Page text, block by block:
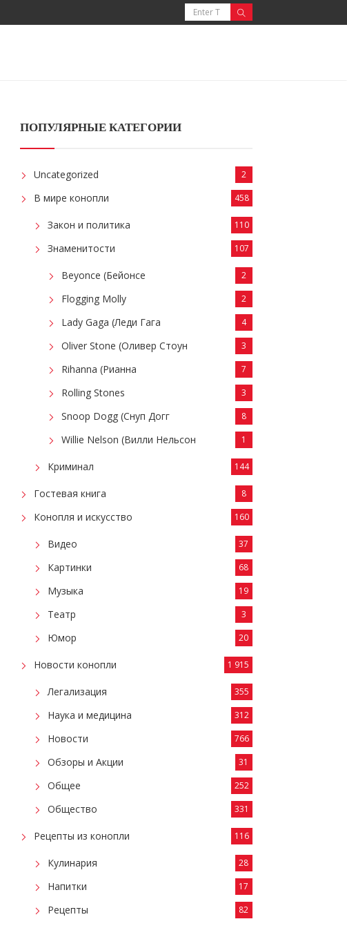
ПОПУЛЯРНЫЕ КАТЕГОРИИ
Uncategorized 2
В мире конопли 458
Закон и политика 110
Знаменитости 107
Beyonce (Бейонсе 2
Flogging Molly 2
Lady Gaga (Леди Гага 4
Oliver Stone (Оливер Стоун 3
Rihanna (Рианна 7
Rolling Stones 3
Snoop Dogg (Снуп Догг 8
Willie Nelson (Вилли Нельсон 1
Криминал 144
Гостевая книга 8
Конопля и искусство 160
Видео 37
Картинки 68
Музыка 19
Театр 3
Юмор 20
Новости конопли 1 915
Легализация 355
Наука и медицина 312
Новости 766
Обзоры и Акции 31
Общее 252
Общество 331
Рецепты из конопли 116
Кулинария 28
Напитки 17
Рецепты 82